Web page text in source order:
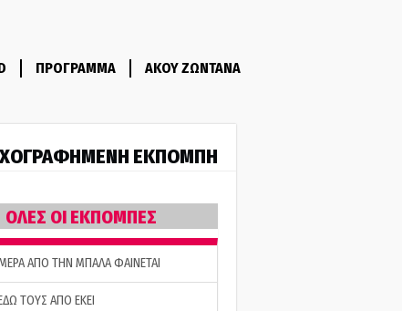
ΠΡΟΓΡΑΜΜΑ ΑΚΟΥ ΖΩΝΤΑΝΑ
ΕΚΠΟΜΠΗ
ΟΛΕΣ ΟΙ ΕΚΠΟΜΠΕΣ
ΑΠΟ ΤΗΝ ΜΠΑΛΑ ΦΑΙΝΕΤΑΙ
ΤΟΥΣ ΑΠΟ ΕΚΕΙ